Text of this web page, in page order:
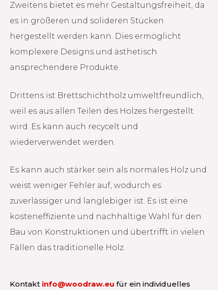
Zweitens bietet es mehr Gestaltungsfreiheit, da
es in größeren und solideren Stücken
hergestellt werden kann. Dies ermöglicht
komplexere Designs und ästhetisch
ansprechendere Produkte.
Drittens ist Brettschichtholz umweltfreundlich,
weil es aus allen Teilen des Holzes hergestellt
wird. Es kann auch recycelt und
wiederverwendet werden.
Es kann auch stärker sein als normales Holz und
weist weniger Fehler auf, wodurch es
zuverlässiger und langlebiger ist. Es ist eine
kosteneffiziente und nachhaltige Wahl für den
Bau von Konstruktionen und übertrifft in vielen
Fällen das traditionelle Holz.
Kontakt info@woodraw.eu für ein individuelles